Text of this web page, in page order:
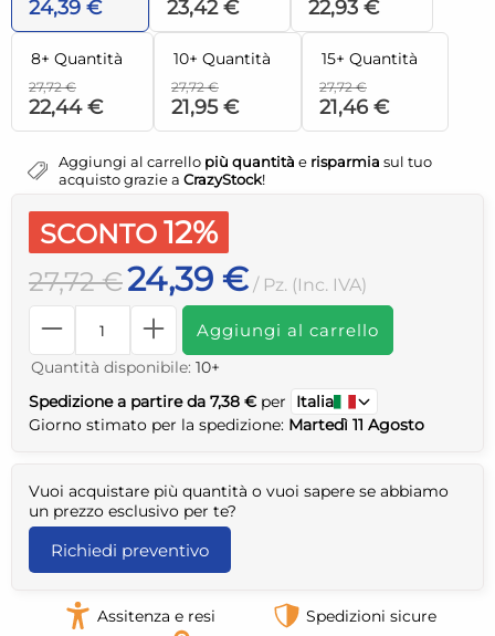
24,39 € 23,42 € 22,93 €
8+ Quantità
27,72 €
22,44 €
10+ Quantità
27,72 €
21,95 €
15+ Quantità
27,72 €
21,46 €
Aggiungi al carrello più quantità e risparmia sul tuo
acquisto grazie a CrazyStock!
SCONTO 12%
27,72 €24,39 € / Pz. (Inc. IVA)
Aggiungi al carrello
Quantità disponibile: 10+
Spedizione a partire da 7,38 € per
Italia
Giorno stimato per la spedizione: Martedì 11 Agosto
Vuoi acquistare più quantità o vuoi sapere se abbiamo
un prezzo esclusivo per te?
Richiedi preventivo
Assitenza e resi
Spedizioni sicure